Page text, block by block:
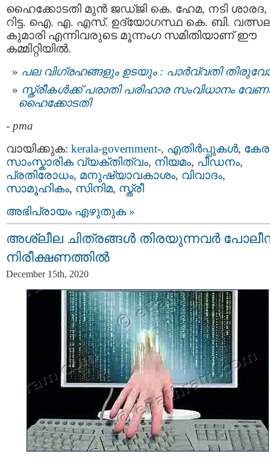
ഹൈക്കോടതി മുൻ ജഡ്ജി കെ. ഹേമ, നടി ശാരദ,
റിട്ട. ഐ. എ. എസ്. ഉദ്യോഗസ്ഥ കെ. ബി.
കുമാരി എന്നിവരുടെ മൂന്നംഗ സമിതിയാണ് ഈ
കമ്മിറ്റിയിൽ.
പല വിഗ്രഹങ്ങളും ഉടയും : പാര്‍വ്വതി
സ്ത്രീകള്‍ക്ക് പരാതി പരിഹാര സംവിധാനം
ഹൈക്കോടതി
- pma
വായിക്കുക: kerala-government-, എതിര്‍പ്പുകള്‍,
സാംസ്കാരിക വ്യക്തിത്വം, നിയമം, പീഡനം,
പ്രതിരോധം, മനുഷ്യാവകാശം, വിവാദം,
സാമൂഹികം, സിനിമ, സ്ത്രീ
അഭിപ്രായം എഴുതുക »
അശ്ലീല ചിത്രങ്ങള്‍ തിരയുന്നവര്‍
നിരീക്ഷണത്തില്‍
December 15th, 2020